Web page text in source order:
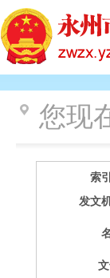
您现
索
发文